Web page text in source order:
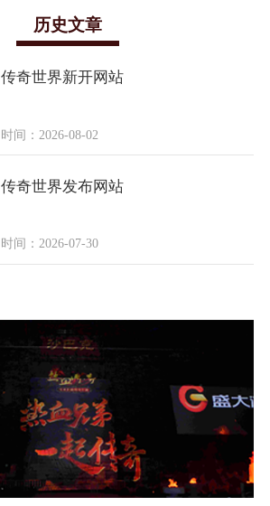
历史文章
传奇世界新开网站
时间：2026-08-02
传奇世界发布网站
时间：2026-07-30